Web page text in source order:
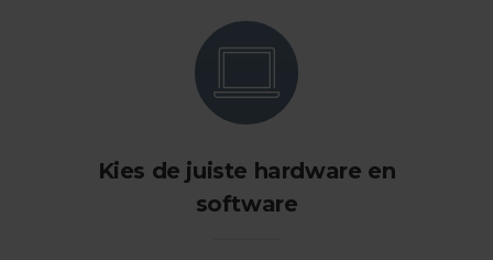
Kies de juiste hardware en
software